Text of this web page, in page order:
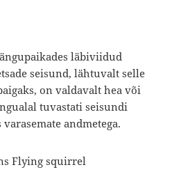
läbiviidud
seisund, lähtuvalt selle
on valdavalt hea või
tuvastati seisundi
andmetega.